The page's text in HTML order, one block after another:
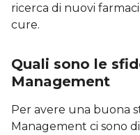
ricerca di nuovi
cure.
Quali sono le
Management
Per avere una buona
Management ci sono